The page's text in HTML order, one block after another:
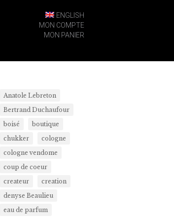
ENGLISH
MON COMPTE
MON PANIER
Anatole Lebreton
Bertrand Duchaufour
boisé
boutique
chukker
cologne
cologne vendome
coup de coeur
createur
creation
denyse Beaulieu
eau de parfum